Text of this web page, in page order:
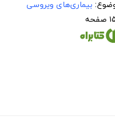
بیماری‌های ویروسی